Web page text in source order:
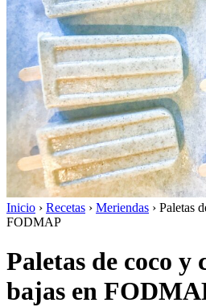
Inicio › Recetas › Meriendas › Paletas
FODMAP
Paletas de coco y
bajas en